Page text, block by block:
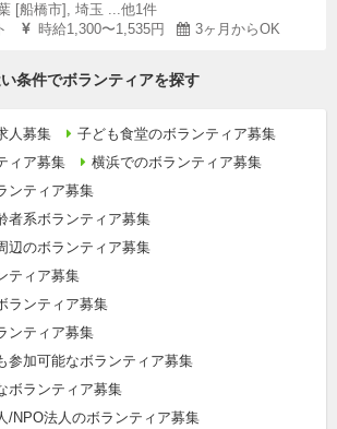
[船橋市], 埼玉 ...他1件
時給1,300〜1,535円 3ヶ月からOK
条件でボランティアを探す
人募集
子ども食堂のボランティア募集
ィア募集
横浜でのボランティア募集
ンティア募集
者系ボランティア募集
辺のボランティア募集
ティア募集
ランティア募集
ンティア募集
参加可能なボランティア募集
ボランティア募集
/NPO法人のボランティア募集